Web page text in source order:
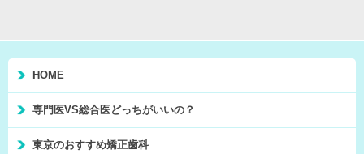
HOME
専門医VS総合医どっちがいいの？
東京のおすすめ矯正歯科